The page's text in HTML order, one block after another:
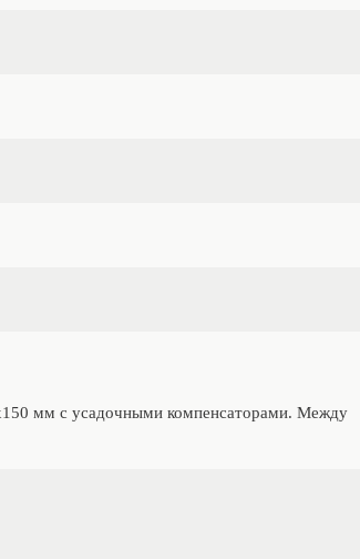
мм с усадочными компенсаторами. Между